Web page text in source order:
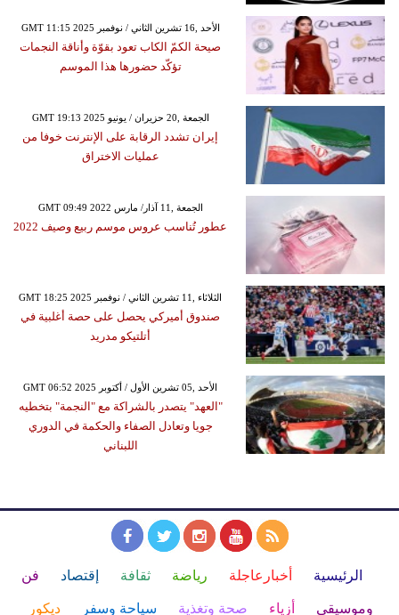
GMT 11:15 2025 الأحد ,16 تشرين الثاني / نوفمبر
صيحة الكمّ الكاب تعود بقوّة وأناقة النجمات
تؤكّد حضورها هذا الموسم
GMT 19:13 2025 الجمعة ,20 حزيران / يونيو
إيران تشدد الرقابة على الإنترنت خوفا من
عمليات الاختراق
GMT 09:49 2022 الجمعة ,11 آذار/ مارس
عطور تُناسب عروس موسم ربيع وصيف 2022
GMT 18:25 2025 الثلاثاء ,11 تشرين الثاني / نوفمبر
صندوق أميركي يحصل على حصة أغلبية في
أتلتيكو مدريد
GMT 06:52 2025 الأحد ,05 تشرين الأول / أكتوبر
"العهد" يتصدر بالشراكة مع "النجمة" بتخطيه
جويا وتعادل الصفاء والحكمة في الدوري
اللبناني
الرئيسية أخبارعاجلة رياضة ثقافة إقتصاد فن
وموسيقى أزياء صحة وتغذية سياحة وسفر ديكور